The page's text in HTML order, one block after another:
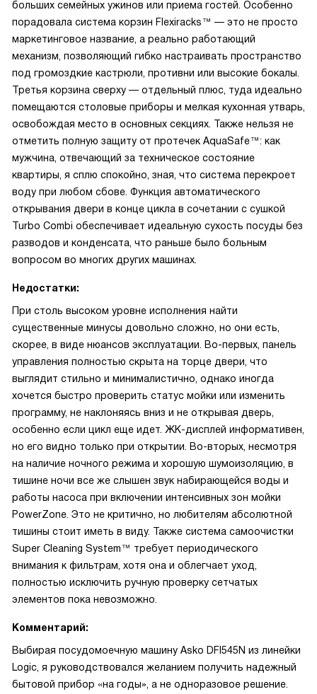
больших семейных ужинов или приема гостей. Особенно
порадовала система корзин Flexiracks™ — это не просто
маркетинговое название, а реально работающий
механизм, позволяющий гибко настраивать пространство
под громоздкие кастрюли, противни или высокие бокалы.
Третья корзина сверху — отдельный плюс, туда идеально
помещаются столовые приборы и мелкая кухонная утварь,
освобождая место в основных секциях. Также нельзя не
отметить полную защиту от протечек AquaSafe™: как
мужчина, отвечающий за техническое состояние
квартиры, я сплю спокойно, зная, что система перекроет
воду при любом сбове. Функция автоматического
открывания двери в конце цикла в сочетании с сушкой
Turbo Combi обеспечивает идеальную сухость посуды без
разводов и конденсата, что раньше было больным
вопросом во многих других машинах.
Недостатки:
При столь высоком уровне исполнения найти
существенные минусы довольно сложно, но они есть,
скорее, в виде нюансов эксплуатации. Во-первых, панель
управления полностью скрыта на торце двери, что
выглядит стильно и минималистично, однако иногда
хочется быстро проверить статус мойки или изменить
программу, не наклоняясь вниз и не открывая дверь,
особенно если цикл еще идет. ЖК-дисплей информативен,
но его видно только при открытии. Во-вторых, несмотря
на наличие ночного режима и хорошую шумоизоляцию, в
тишине ночи все же слышен звук набирающейся воды и
работы насоса при включении интенсивных зон мойки
PowerZone. Это не критично, но любителям абсолютной
тишины стоит иметь в виду. Также система самоочистки
Super Cleaning System™ требует периодического
внимания к фильтрам, хотя она и облегчает уход,
полностью исключить ручную проверку сетчатых
элементов пока невозможно.
Комментарий:
Выбирая посудомоечную машину Asko DFI545N из линейки
Logic, я руководствовался желанием получить надежный
бытовой прибор «на годы», а не одноразовое решение.